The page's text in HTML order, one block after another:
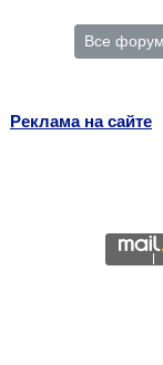
Все
Реклама на сайте